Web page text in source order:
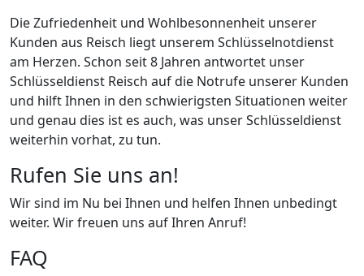
Die Zufriedenheit und Wohlbesonnenheit unserer
Kunden aus Reisch liegt unserem Schlüsselnotdienst
am Herzen. Schon seit 8 Jahren antwortet unser
Schlüsseldienst Reisch auf die Notrufe unserer Kunden
und hilft Ihnen in den schwierigsten Situationen weiter
und genau dies ist es auch, was unser Schlüsseldienst
weiterhin vorhat, zu tun.
Rufen Sie uns an!
Wir sind im Nu bei Ihnen und helfen Ihnen unbedingt
weiter. Wir freuen uns auf Ihren Anruf!
FAQ